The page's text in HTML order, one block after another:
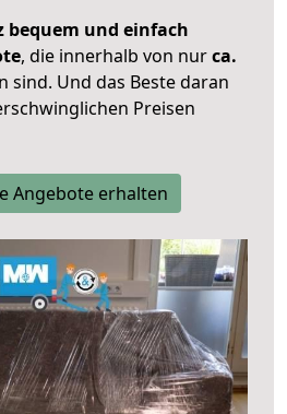
bequem und einfach
, die innerhalb von nurca.
sind. Und das Beste daran
Preisen
Angebote erhalten